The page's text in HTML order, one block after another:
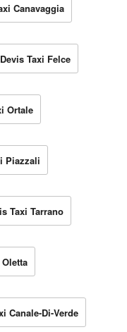
Canavaggia
Devis Taxi Felce
Ortale
Piazzali
Taxi Tarrano
Canale-Di-Verde